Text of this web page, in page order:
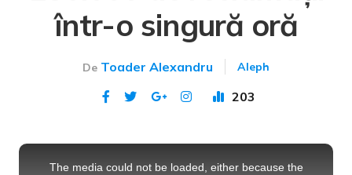
într-o singură oră
De Toader Alexandru Aleph
203
This
The media could not be loaded, either because the